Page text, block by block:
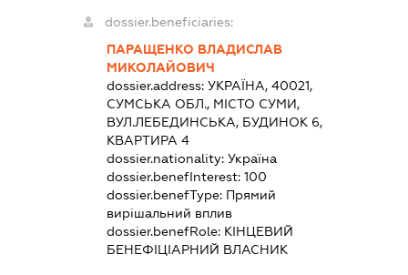
dossier.beneficiaries:
ПАРАЩЕНКО ВЛАДИСЛАВ
МИКОЛАЙОВИЧ
dossier.address:УКРАЇНА, 40021,
СУМСЬКА ОБЛ., МІСТО СУМИ,
ВУЛ.ЛЕБЕДИНСЬКА, БУДИНОК 6,
КВАРТИРА 4
dossier.nationality:Україна
dossier.benefInterest:100
dossier.benefType: Прямий
вирішальний вплив
dossier.benefRole: КІНЦЕВИЙ
БЕНЕФІЦІАРНИЙ ВЛАСНИК